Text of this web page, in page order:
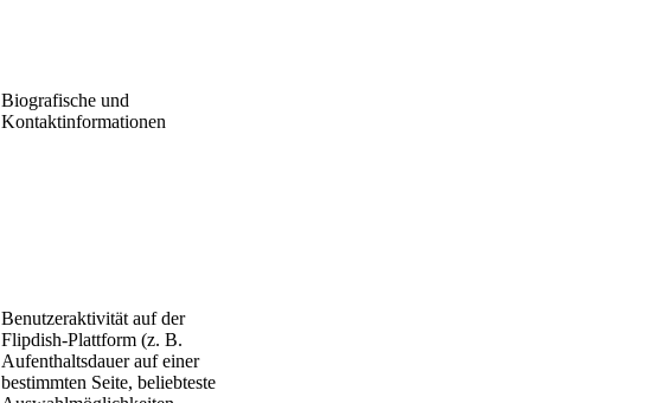
Biografische und
Kontaktinformationen
Benutzeraktivität auf der
Flipdish-Plattform (z. B.
Aufenthaltsdauer auf einer
bestimmten Seite, beliebteste